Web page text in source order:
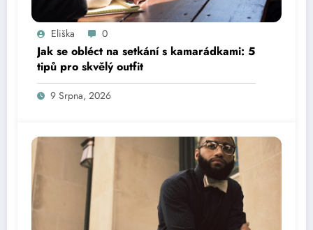
Eliška 0
Jak se obléct na setkání s kamarádkami: 5
tipů pro skvělý outfit
9 Srpna, 2026